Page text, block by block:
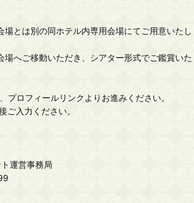
場とは別の同ホテル内専用会場にてご用意いたし
場へご移動いただき、シアター形式でご鑑賞いた
プロフィールリンクよりお進みください。
ご入力ください。
運営事務局